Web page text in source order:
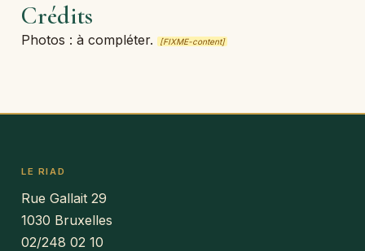
Crédits
Photos : à compléter. [FIXME-content]
LE RIAD
Rue Gallait 29
1030 Bruxelles
02/248 02 10